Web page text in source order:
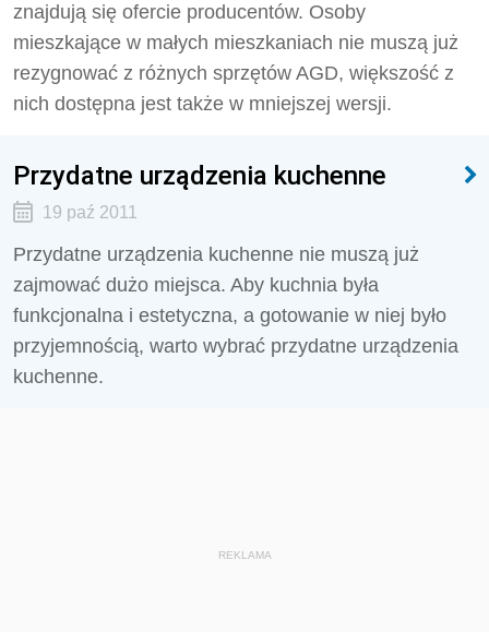
znajdują się ofercie producentów. Osoby
mieszkające w małych mieszkaniach nie muszą już
rezygnować z różnych sprzętów AGD, większość z
nich dostępna jest także w mniejszej wersji.
Przydatne urządzenia kuchenne
19 paź 2011
Przydatne urządzenia kuchenne nie muszą już
zajmować dużo miejsca. Aby kuchnia była
funkcjonalna i estetyczna, a gotowanie w niej było
przyjemnością, warto wybrać przydatne urządzenia
kuchenne.
REKLAMA